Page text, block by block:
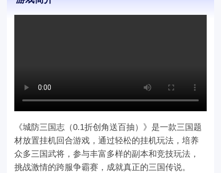
《城防三国志（0.1折创角送百抽）》是一款三国题
材放置挂机回合游戏，通过轻松的挂机玩法，培养
众多三国武将，参与丰富多样的副本和竞技玩法，
挑战激情的跨服争霸赛，成就真正的三国传说。